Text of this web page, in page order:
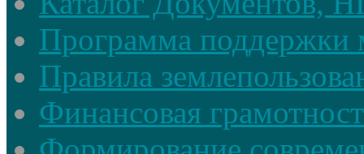
Программа поддержки
Правила
Финансовая